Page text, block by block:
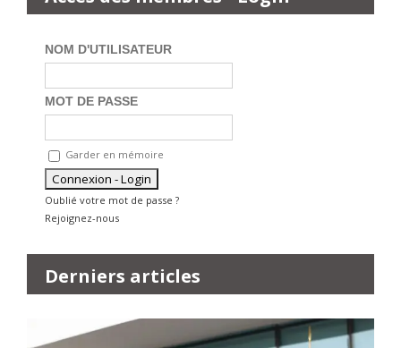
NOM D'UTILISATEUR
MOT DE PASSE
Garder en mémoire
Oublié votre mot de passe ?
Rejoignez-nous
Derniers articles